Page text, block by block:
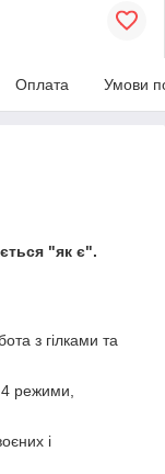
Оплата Умови
"як є".
з гілками та
режими,
і